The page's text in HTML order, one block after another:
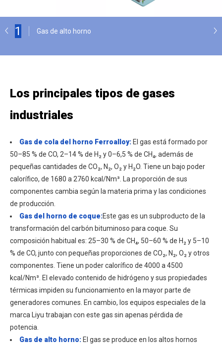
1 Gas de alto horno
Los principales tipos de gases
industriales
Gas de cola del horno Ferroalloy: El gas está formado por
50–85 % de CO, 2–14 % de H₂ y 0–6,5 % de CH₄, además de
pequeñas cantidades de CO₂, N₂, O₂ y H₂O. Tiene un bajo poder
calorífico, de 1680 a 2760 kcal/Nm³. La proporción de sus
componentes cambia según la materia prima y las condiciones
de producción.
Gas del horno de coque:Este gas es un subproducto de la
transformación del carbón bituminoso para coque. Su
composición habitual es: 25–30 % de CH₄, 50–60 % de H₂ y 5–10
% de CO, junto con pequeñas proporciones de CO₂, N₂, O₂ y otros
componentes. Tiene un poder calorífico de 4000 a 4500
kcal/Nm³. El elevado contenido de hidrógeno y sus propiedades
térmicas impiden su funcionamiento en la mayor parte de
generadores comunes. En cambio, los equipos especiales de la
marca Liyu trabajan con este gas sin apenas pérdida de
potencia.
Gas de alto horno: El gas se produce en los altos hornos